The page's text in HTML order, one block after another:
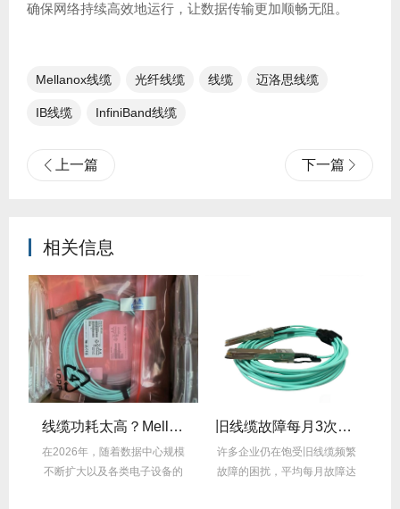
确保网络持续高效地运行，让数据传输更加顺畅无阻。
Mellanox线缆​ 光纤线缆​ 线缆 迈洛思线缆
IB线缆 InfiniBand线缆
上一篇 下一篇
相关信息
线缆功耗太高？Mellanox线缆低功耗方案能省多少电费？
在2026年，随着数据中心规模
不断扩大以及各类电子设备的
旧线缆故障每月3次？Mellanox线缆全年零故障，太省心！
许多企业仍在饱受旧线缆频繁
故障的困扰，平均每月故障达